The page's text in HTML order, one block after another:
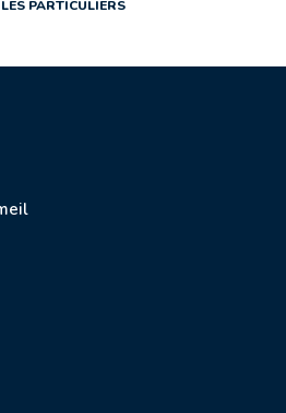
PARTICULIERS